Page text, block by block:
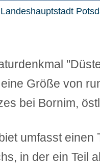
Größe von
bei Bornim,
umfasst
in der ein Teil